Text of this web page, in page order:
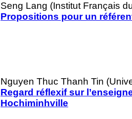
Seng Lang (Institut Français
Propositions pour un
Nguyen Thuc Thanh Tin
Regard réflexif sur
Hochiminhville